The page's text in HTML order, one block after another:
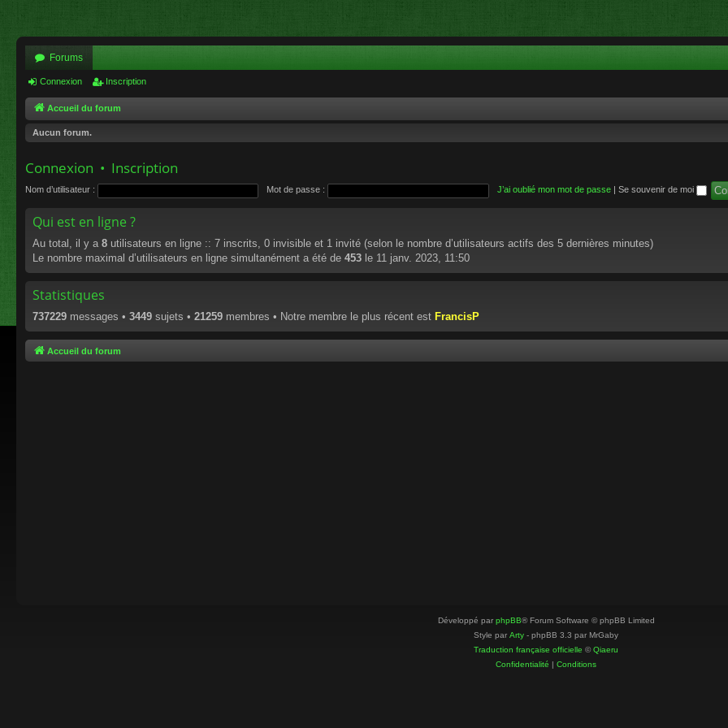
Forums
Connexion Inscription
Accueil du forum
Aucun forum.
Connexion • Inscription
Nom d’utilisateur : Mot de passe : J’ai oublié mon mot de passe Se souvenir de moi
Qui est en ligne ?
Au total, il y a 8 utilisateurs en ligne :: 7 inscrits, 0 invisible et 1 invité (selon le nombre d’utilisateurs actifs des 5 dernières minutes)
Le nombre maximal d’utilisateurs en ligne simultanément a été de 453 le 11 janv. 2023, 11:50
Statistiques
737229 messages • 3449 sujets • 21259 membres • Notre membre le plus récent est FrancisP
Accueil du forum
Développé par phpBB® Forum Software © phpBB Limited
Style par Arty - phpBB 3.3 par MrGaby
Traduction française officielle ©Qiaeru
Confidentialité | Conditions